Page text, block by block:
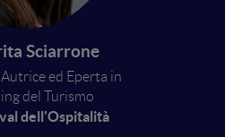
Sciarrone
ed Eperta in
del Turismo
dell'Ospitalità